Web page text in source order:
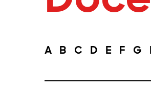
A B C D E F G